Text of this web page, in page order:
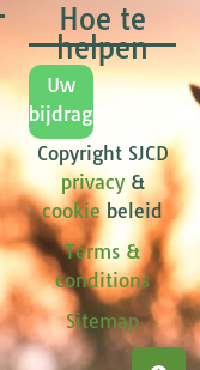
Hoe te
helpen
Uw
bijdrage
Copyright SJCD
privacy&
cookiebeleid
Terms &
conditions
Sitemap